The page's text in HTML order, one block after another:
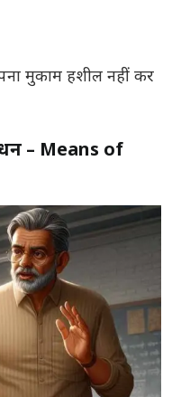
मुकाम हशील नहीं कर
– Means of